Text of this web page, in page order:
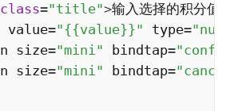
class="title">输入选择的积分值
value="{{value}}" type=
size="mini" bindtap=
size="mini" bindtap=